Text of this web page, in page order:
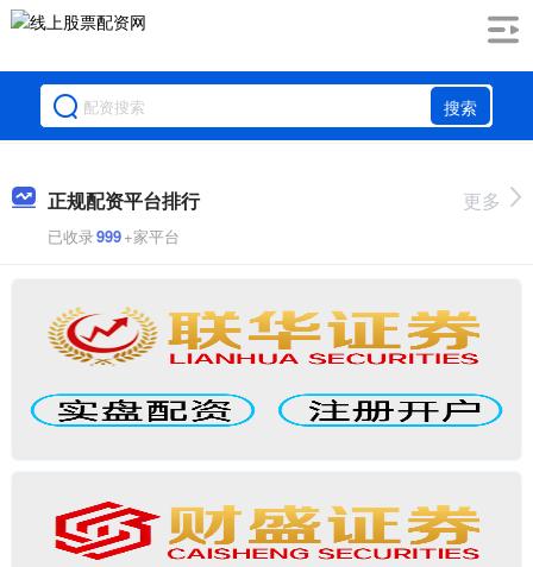
搜索
正规配资平台排行
已收录999+家平台
更多